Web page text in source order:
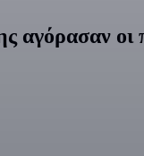
αγόρασαν οι